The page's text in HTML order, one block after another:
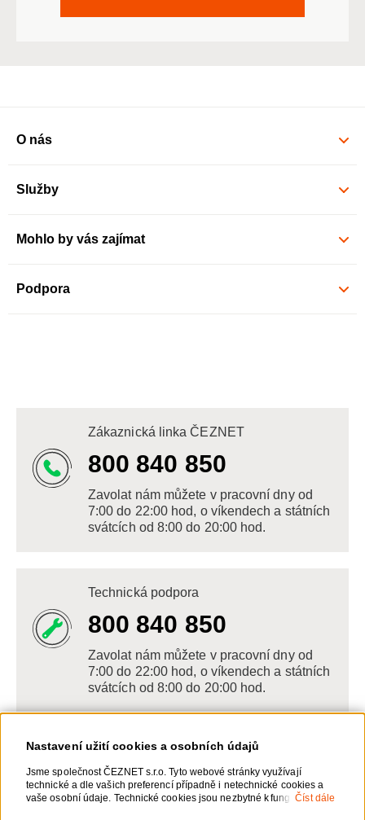
Nastavení užití cookies a osobních údajů
Jsme společnost ČEZNET s.r.o. Tyto webové stránky využívají
technické a dle vašich preferencí případně i netechnické cookies a
vaše osobní údaje. Technické cookies jsou nezbytné k fungováníČíst dále
O nás
Služby
Mohlo by vás zajímat
Podpora
Zákaznická linka ČEZNET
800 840 850
Zavolat nám můžete v pracovní dny od
7:00 do 22:00 hod, o víkendech a státních
svátcích od 8:00 do 20:00 hod.
Technická podpora
800 840 850
Zavolat nám můžete v pracovní dny od
7:00 do 22:00 hod, o víkendech a státních
svátcích od 8:00 do 20:00 hod.
Napište nám
POSLAT VZKAZ